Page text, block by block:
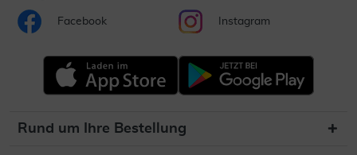
Facebook Instagram
Rund um Ihre Bestellung